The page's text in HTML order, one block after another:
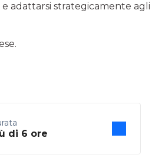
adattarsi strategicamente agli
di 6 ore